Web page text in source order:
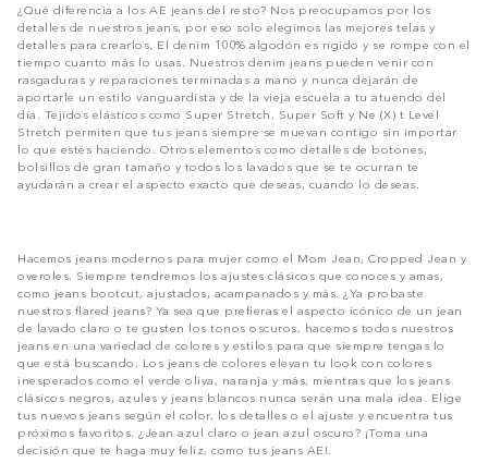
¿Qué diferencia a los AE jeans del resto? Nos preocupamos por los
detalles de nuestros jeans, por eso solo elegimos las mejores telas y
detalles para crearlos. El denim 100% algodón es rígido y se rompe con el
tiempo cuanto más lo usas. Nuestros denim jeans pueden venir con
rasgaduras y reparaciones terminadas a mano y nunca dejarán de
aportarle un estilo vanguardista y de la vieja escuela a tu atuendo del
día. Tejidos elásticos como Super Stretch, Super Soft y Ne (X) t Level
Stretch permiten que tus jeans siempre se muevan contigo sin importar
lo que estés haciendo. Otros elementos como detalles de botones,
bolsillos de gran tamaño y todos los lavados que se te ocurran te
ayudarán a crear el aspecto exacto que deseas, cuando lo deseas.
Hacemos jeans modernos para mujer como el Mom Jean, Cropped Jean y
overoles. Siempre tendremos los ajustes clásicos que conoces y amas,
como jeans bootcut, ajustados, acampanados y más. ¿Ya probaste
nuestros flared jeans? Ya sea que prefieras el aspecto icónico de un jean
de lavado claro o te gusten los tonos oscuros, hacemos todos nuestros
jeans en una variedad de colores y estilos para que siempre tengas lo
que está buscando. Los jeans de colores elevan tu look con colores
inesperados como el verde oliva, naranja y más, mientras que los jeans
clásicos negros, azules y jeans blancos nunca serán una mala idea. Elige
tus nuevos jeans según el color, los detalles o el ajuste y encuentra tus
próximos favoritos. ¿Jean azul claro o jean azul oscuro? ¡Toma una
decisión que te haga muy feliz, como tus jeans AE!.